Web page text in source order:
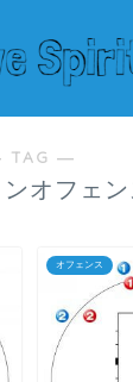
TAG ―
オフェン
オフェンス